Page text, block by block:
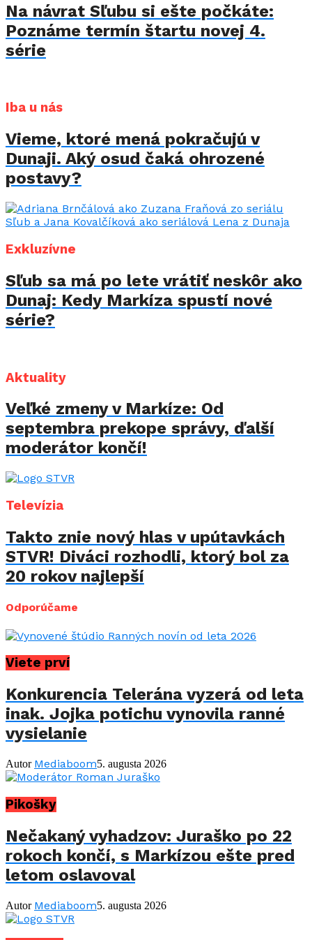
Na návrat Sľubu si ešte počkáte:
Poznáme termín štartu novej 4.
série
Iba u nás
Vieme, ktoré mená pokračujú v
Dunaji. Aký osud čaká ohrozené
postavy?
Exkluzívne
Sľub sa má po lete vrátiť neskôr ako
Dunaj: Kedy Markíza spustí nové
série?
Aktuality
Veľké zmeny v Markíze: Od
septembra prekope správy, ďalší
moderátor končí!
Televízia
Takto znie nový hlas v upútavkách
STVR! Diváci rozhodli, ktorý bol za
20 rokov najlepší
Odporúčame
Viete prví
Konkurencia Telerána vyzerá od leta
inak. Jojka potichu vynovila ranné
vysielanie
Autor Mediaboom5. augusta 2026
Pikošky
Nečakaný vyhadzov: Juraško po 22
rokoch končí, s Markízou ešte pred
letom oslavoval
Autor Mediaboom5. augusta 2026